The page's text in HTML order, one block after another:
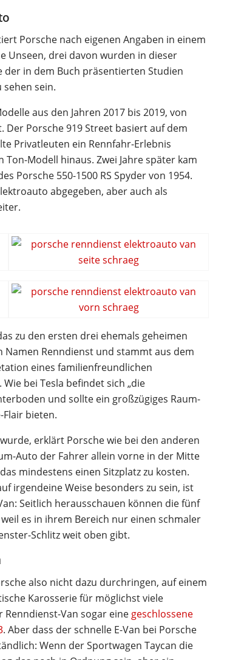
Porsche nach eigenen Angaben in einem
Unseen, drei davon wurden in dieser
der in dem Buch präsentierten Studien
sein.
aus den Jahren 2017 bis 2019, von
Porsche 919 Street basiert auf dem
Privatleuten ein Rennfahr-Erlebnis
Modell hinaus. Zwei Jahre später kam
Porsche 550-1500 RS Spyder von 1954.
abgegeben, aber auch als
zu den ersten drei ehemals geheimen
Renndienst und stammt aus dem
eines familienfreundlichen
bei Tesla befindet sich „die
und sollte ein großzügiges Raum-
bieten.
erklärt Porsche wie bei den anderen
Auto der Fahrer allein vorne in der Mitte
mindestens einen Sitzplatz zu kosten.
irgendeine Weise besonders zu sein, ist
Seitlich herausschauen können die fünf
es in ihrem Bereich nur einen schmaler
Schlitz weit oben gibt.
also nicht dazu durchringen, auf einem
Karosserie für möglichst viele
Van sogar eine geschlossene
. Aber dass der schnelle E-Van bei Porsche
Wenn der Sportwagen Taycan die